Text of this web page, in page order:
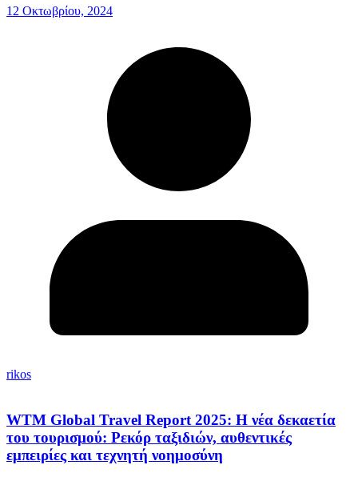
12 Οκτωβρίου, 2024
rikos
WTM Global Travel Report 2025: Η νέα δεκαετία
του τουρισμού: Ρεκόρ ταξιδιών, αυθεντικές
εμπειρίες και τεχνητή νοημοσύνη